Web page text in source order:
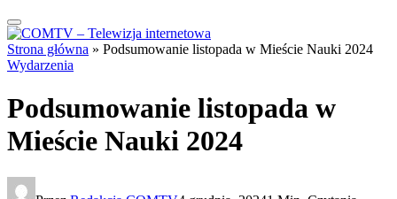
Strona główna » Podsumowanie listopada w Mieście Nauki 2024
Wydarzenia
Podsumowanie listopada w
Mieście Nauki 2024